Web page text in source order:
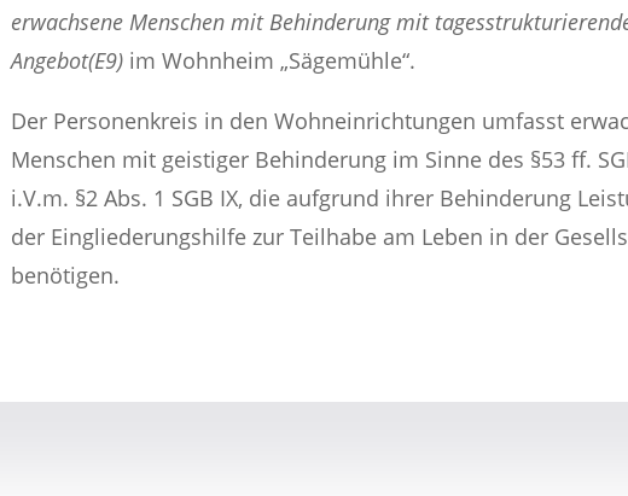
erwachsene Menschen mit Behinderung mit
Angebot(E9) im Wohnheim „Sägemühle“.
Der Personenkreis in den Wohneinrichtungen umfasst
Menschen mit geistiger Behinderung im Sinne des §53 ff.
i.V.m. §2 Abs. 1 SGB IX, die aufgrund ihrer Behinderung
der Eingliederungshilfe zur Teilhabe am Leben in der
benötigen.